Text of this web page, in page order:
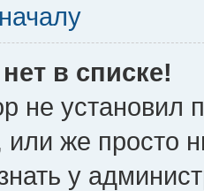
в списке!
не установил
же просто
у